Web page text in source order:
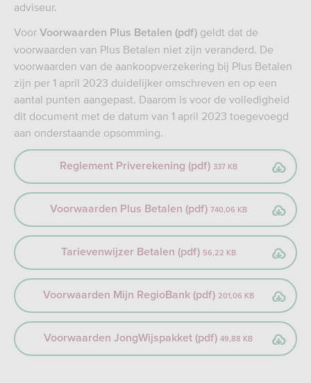
adviseur.
Voor Voorwaarden Plus Betalen (pdf) geldt dat de
voorwaarden van Plus Betalen niet zijn veranderd. De
voorwaarden van de aankoopverzekering bij Plus Betalen
zijn per 1 april 2023 duidelijker omschreven en op een
aantal punten aangepast. Daarom is voor de volledigheid
dit document met de datum van 1 april 2023 toegevoegd
aan onderstaande opsomming.
Reglement Priverekening (pdf) 337 KB
Voorwaarden Plus Betalen (pdf) 740,06 KB
Tarievenwijzer Betalen (pdf) 56,22 KB
Voorwaarden Mijn RegioBank (pdf) 201,06 KB
Voorwaarden JongWijspakket (pdf) 49,88 KB